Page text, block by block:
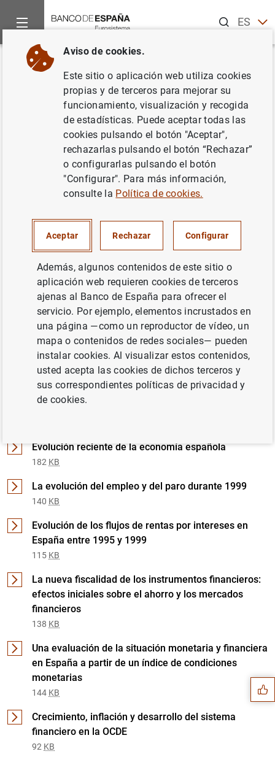
ESEN
Inicio Publicaciones
Volver
Febrero 2000
Serie: Boletín Económico.
Documento completo
Febrero 2000 (851KB)
Evolución reciente de la economía española
182 KB
La evolución del empleo y del paro durante 1999
140 KB
Evolución de los flujos de rentas por intereses en
España entre 1995 y 1999
115 KB
La nueva fiscalidad de los instrumentos financieros:
efectos iniciales sobre el ahorro y los mercados
financieros
138 KB
Una evaluación de la situación monetaria y financiera
en España a partir de un índice de condiciones
monetarias
144 KB
Crecimiento, inflación y desarrollo del sistema
financiero en la OCDE
92 KB
Sugerencias
Aviso de cookies.
Este sitio o aplicación web utiliza cookies
propias y de terceros para mejorar su
funcionamiento, visualización y recogida
de estadísticas. Puede aceptar todas las
cookies pulsando el botón "Aceptar",
rechazarlas pulsando el botón “Rechazar”
o configurarlas pulsando el botón
"Configurar". Para más información,
consulte la Política de cookies.
Aceptar Rechazar Configurar
Además, algunos contenidos de este sitio o
aplicación web requieren cookies de terceros
ajenas al Banco de España para ofrecer el
servicio. Por ejemplo, elementos incrustados en
una página —como un reproductor de vídeo, un
mapa o contenidos de redes sociales— pueden
instalar cookies. Al visualizar estos contenidos,
usted acepta las cookies de dichos terceros y
sus correspondientes políticas de privacidad y
de cookies.